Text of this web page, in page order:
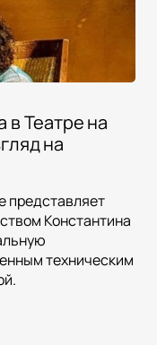
в Театре на
на
представляет
Константина
техническим